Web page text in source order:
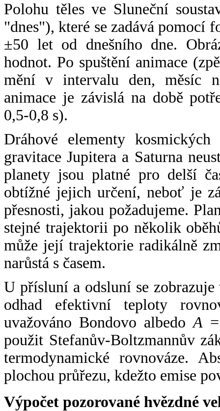
Polohu těles ve Sluneční
"dnes"), které se zadává pomocí
±50 let od dnešního dne.
hodnot. Po spuštění animace
mění v intervalu den, měsíc
animace je závislá na době
0,5-0,8 s).
Dráhové elementy
gravitace Jupitera a Saturna
planety jsou platné pro delší
obtížné jejich určení, neboť je
přesnosti, jakou požadujeme.
stejné trajektorii po několik
může její trajektorie radikálně
narůstá s časem.
U přísluní a odsluní se
odhad efektivní teploty
uvažováno Bondovo albedoA
použit Stefanův-Boltzmannův
termodynamické rovnováze.
plochou průřezu, kdežto emise
Výpočet pozorované hvězdné